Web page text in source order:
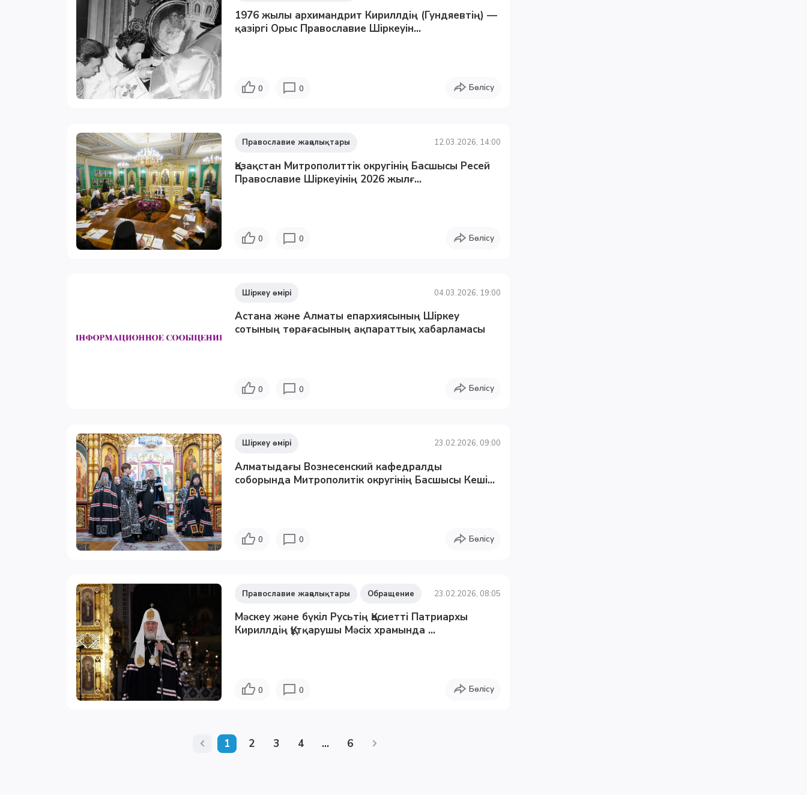
1976 жылы архимандрит Кириллдің (Гундяевтің) —
қазіргі Орыс Православие Шіркеуін...
0 0 Бөлісу
Православие жаңалықтары 12.03.2026, 14:00
Қазақстан Митрополиттік округінің Басшысы Ресей
Православие Шіркеуінің 2026 жылғ...
0 0 Бөлісу
Шіркеу өмірі 04.03.2026, 19:00
Астана және Алматы епархиясының Шіркеу
сотының төрағасының ақпараттық хабарламасы
0 0 Бөлісу
Шіркеу өмірі 23.02.2026, 09:00
Алматыдағы Вознесенский кафедралды
соборында Митрополитік округінің Басшысы Кеші...
0 0 Бөлісу
Православие жаңалықтары Обращение 23.02.2026, 08:05
Мәскеу және бүкіл Русьтің Қасиетті Патриархы
Кириллдің Құтқарушы Мәсіх храмында ...
0 0 Бөлісу
1 2 3 4 ... 6